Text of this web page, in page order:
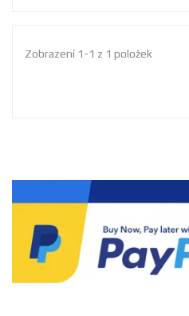
Zobrazení 1-1 z 1 položek